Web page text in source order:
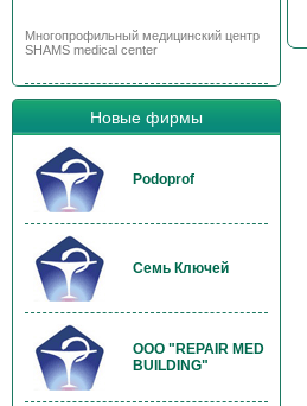
Многопрофильный медицинский центр
SHAMS medical center
Новые фирмы
Podoprof
Семь Ключей
OOO "REPAIR MED
BUILDING"